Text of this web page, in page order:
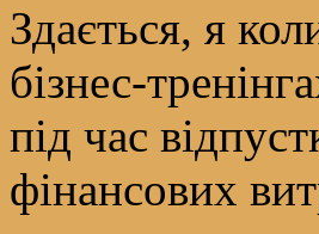
Здається, я
бізнес-
під час
фінансових